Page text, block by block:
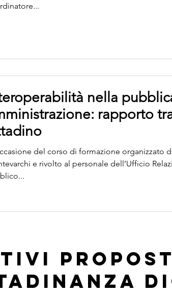
nella
rapporto
del corso di formazione organizzato
e rivolto al personale dell’Ufficio